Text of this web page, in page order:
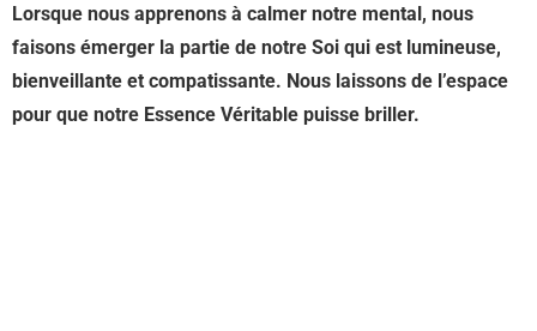
Lorsque nous apprenons à calmer notre mental, nous
faisons émerger la partie de notre Soi qui est lumineuse,
bienveillante et compatissante. Nous laissons de l’espace
pour que notre Essence Véritable puisse briller.